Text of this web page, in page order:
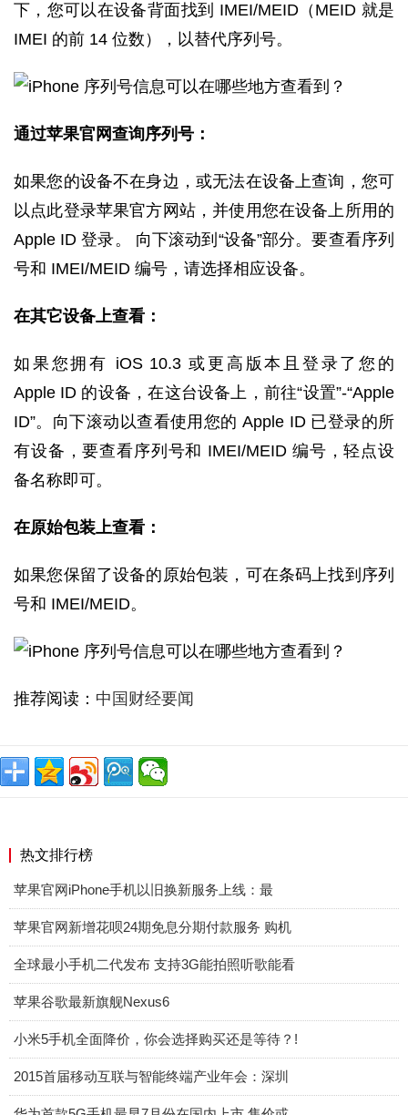
下，您可以在设备背面找到 IMEI/MEID（MEID 就是
IMEI 的前 14 位数），以替代序列号。
通过苹果官网查询序列号：
如果您的设备不在身边，或无法在设备上查询，您可
以点此登录苹果官方网站，并使用您在设备上所用的
Apple ID 登录。 向下滚动到“设备”部分。要查看序列
号和 IMEI/MEID 编号，请选择相应设备。
在其它设备上查看：
如果您拥有 iOS 10.3 或更高版本且登录了您的
Apple ID 的设备，在这台设备上，前往“设置”-“Apple
ID”。向下滚动以查看使用您的 Apple ID 已登录的所
有设备，要查看序列号和 IMEI/MEID 编号，轻点设
备名称即可。
在原始包装上查看：
如果您保留了设备的原始包装，可在条码上找到序列
号和 IMEI/MEID。
推荐阅读： 中国财经要闻
热文排行榜
苹果官网iPhone手机以旧换新服务上线：最
苹果官网新增花呗24期免息分期付款服务 购机
全球最小手机二代发布 支持3G能拍照听歌能看
苹果谷歌最新旗舰Nexus6
小米5手机全面降价，你会选择购买还是等待？!
2015首届移动互联与智能终端产业年会：深圳